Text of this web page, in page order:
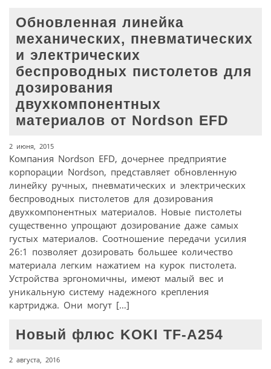
Обновленная линейка
механических, пневматических
и электрических
беспроводных пистолетов для
дозирования
двухкомпонентных
материалов от Nordson EFD
2 июня, 2015
Компания Nordson EFD, дочернее предприятие
корпорации Nordson, представляет обновленную
линейку ручных, пневматических и электрических
беспроводных пистолетов для дозирования
двухкомпонентных материалов. Новые пистолеты
существенно упрощают дозирование даже самых
густых материалов. Соотношение передачи усилия
26:1 позволяет дозировать большее количество
материала легким нажатием на курок пистолета.
Устройства эргономичны, имеют малый вес и
уникальную систему надежного крепления
картриджа. Они могут […]
Новый флюс KOKI TF-A254
2 августа, 2016